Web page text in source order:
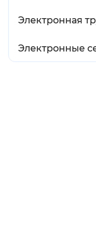
Электронная
Электронные